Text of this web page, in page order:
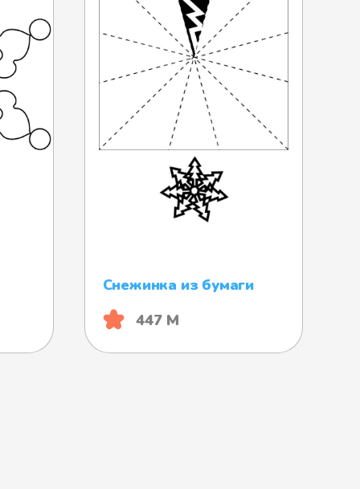
Снежинка из бумаги
447 М